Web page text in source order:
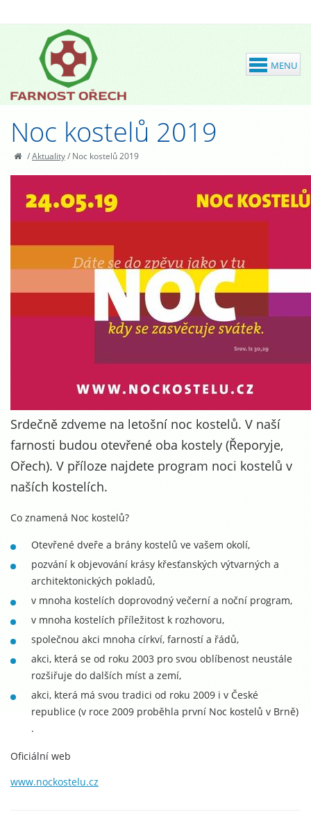
Noc kostelů 2019
/Aktuality/ Noc kostelů 2019
Srdečně zdveme na letošní noc kostelů. V naší
farnosti budou otevřené oba kostely (Řeporyje,
Ořech). V příloze najdete program noci kostelů v
naších kostelích.
Co znamená Noc kostelů?
Otevřené dveře a brány kostelů ve vašem okolí,
pozvání k objevování krásy křesťanských výtvarných a
architektonických pokladů,
v mnoha kostelích doprovodný večerní a noční program,
v mnoha kostelích příležitost k rozhovoru,
společnou akci mnoha církví, farností a řádů,
akci, která se od roku 2003 pro svou oblíbenost neustále
rozšiřuje do dalších míst a zemí,
akci, která má svou tradici od roku 2009 i v České
republice (v roce 2009 proběhla první Noc kostelů v Brně)
.
Oficiální web
www.nockostelu.cz